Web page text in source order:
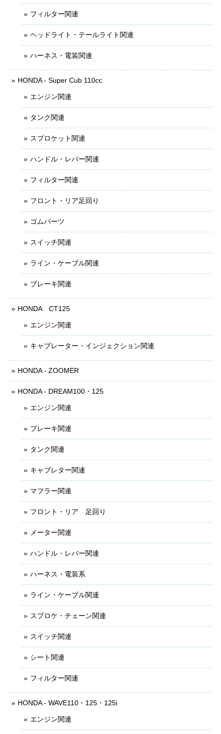
フィルター関連
ヘッドライト・テールライト関連
ハーネス・電装関連
HONDA - Super Cub 110cc
エンジン関連
タンク関連
スプロケット関連
ハンドル・レバー関連
フィルター関連
フロント・リア足回り
ゴムパーツ
スイッチ関連
ライン・ケーブル関連
ブレーキ関連
HONDA CT125
エンジン関連
キャブレーター・インジェクション関連
HONDA - ZOOMER
HONDA - DREAM100・125
エンジン関連
ブレーキ関連
タンク関連
キャブレター関連
マフラー関連
フロント・リア 足回り
メーター関連
ハンドル・レバー関連
ハーネス・電装系
ライン・ケーブル関連
スプロケ・チェーン関連
スイッチ関連
シート関連
フィルター関連
HONDA - WAVE110・125・125i
エンジン関連